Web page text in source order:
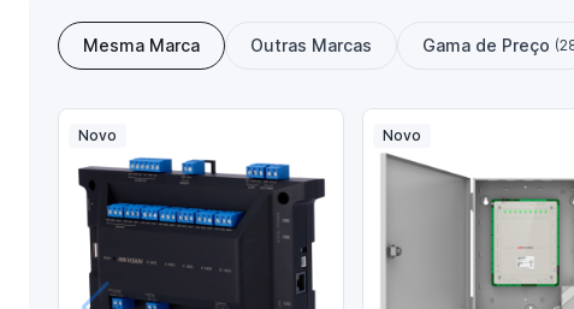
Mesma Marca Outras Marcas Gama de Preço
Novo Novo